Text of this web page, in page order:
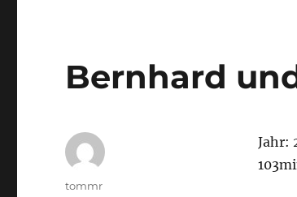
Bernhard
Jahr:
Autor
tommr